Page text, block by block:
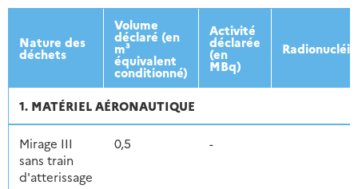
2013 2014 2015 2016
Nature des
déchets
Volume
déclaré (en
m³
équivalent
conditionné)
Activité
déclarée
(en
MBq)
1. MATÉRIEL AÉRONAUTIQUE
Mirage III
sans train
d'atterissage
0,5 -